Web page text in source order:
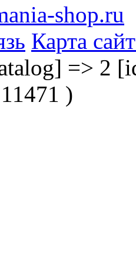
shop.ru
Карта
=> 2
)